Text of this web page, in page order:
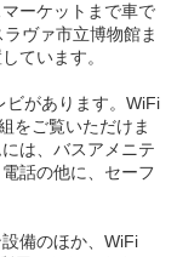
ーケットまで車で
ヴァ市立博物館ま
ています。
ビがあります。WiFi
をご覧いただけま
は、バスアメニテ
話の他に、セーフ
備のほか、WiFi